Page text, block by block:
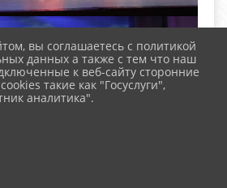
вы соглашаетесь с политикой
данных а также с тем что наш
к веб-сайту сторонние
такие как "Госуслуги",
аналитика".